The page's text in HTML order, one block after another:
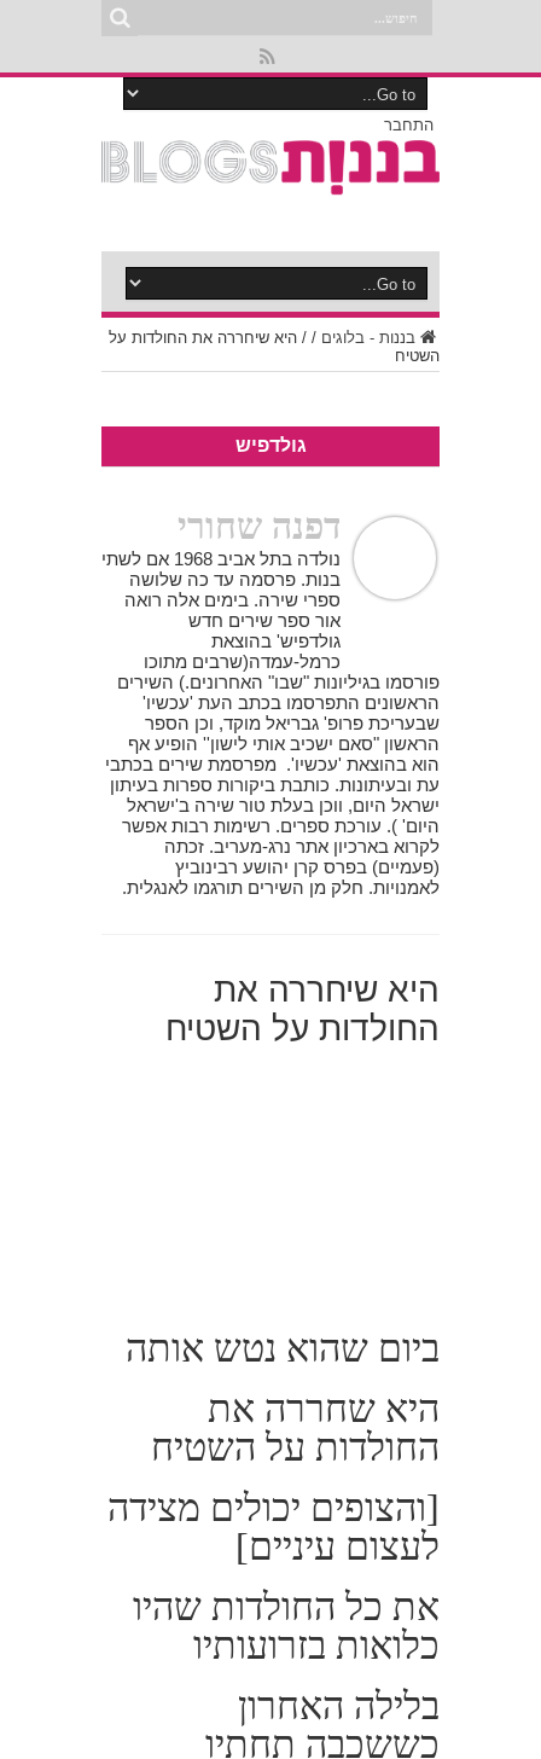
התחבר
בננות - בלוגים /
/ היא שיחררה את החולדות על
השטיח
גולדפיש
דפנה שחורי
נולדה בתל אביב 1968 אם לשתי
בנות. פרסמה עד כה שלושה
ספרי שירה. בימים אלה רואה
אור ספר שירים חדש
גולדפיש' בהוצאת
כרמל-עמדה(שרבים מתוכו
פורסמו בגיליונות "שבו" האחרונים.) השירים
הראשונים התפרסמו בכתב העת 'עכשיו'
שבעריכת פרופ' גבריאל מוקד, וכן הספר
הראשון "סאם ישכיב אותי לישון'' הופיע אף
הוא בהוצאת 'עכשיו'. מפרסמת שירים בכתבי
עת ובעיתונות. כותבת ביקורות ספרות בעיתון
ישראל היום, ווכן בעלת טור שירה ב'ישראל
היום' ). עורכת ספרים. רשימות רבות אפשר
לקרוא בארכיון אתר נרג-מעריב. זכתה
(פעמיים) בפרס קרן יהושע רבינוביץ
לאמנויות. חלק מן השירים תורגמו לאנגלית.
היא שיחררה את
החולדות על השטיח
ביום שהוא נטש אותה
היא שחררה את
החולדות על השטיח
[והצופים יכולים מצידה
לעצום עיניים]
את כל החולדות שהיו
כלואות בזרועותיו
בלילה האחרון
כששכבה תחתיו